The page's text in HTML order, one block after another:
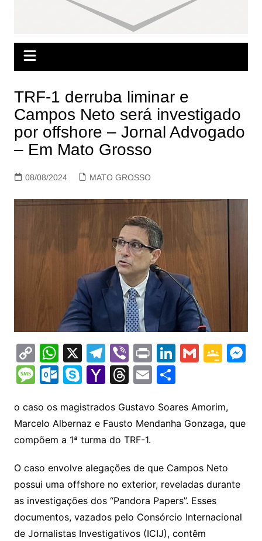
TRF-1 derruba liminar e
Campos Neto será investigado
por offshore – Jornal Advogado
– Em Mato Grosso
08/08/2024 MATO GROSSO
C
o
p
y
Li
n
k
W
h
at
s
A
p
p
X T
el
e
gr
a
m
Vi
b
er
Pr
in
t
Li
n
k
e
dI
G
l
G
gl
e
a
s
o
M
e
M
s
s
a
g
e
O
lo
o
k.
c
o
m
S
y
p
e
Y
h
o
o
M
ai
l
T
e
a
d
s
E
ai
l
S
ar
e
o caso os magistrados Gustavo Soares Amorim,
Marcelo Albernaz e Fausto Mendanha Gonzaga, que
compõem a 1ª turma do TRF-1.
O caso envolve alegações de que Campos Neto
possui uma offshore no exterior, reveladas durante
as investigações dos “Pandora Papers”. Esses
documentos, vazados pelo Consórcio Internacional
de Jornalistas Investigativos (ICIJ), contêm